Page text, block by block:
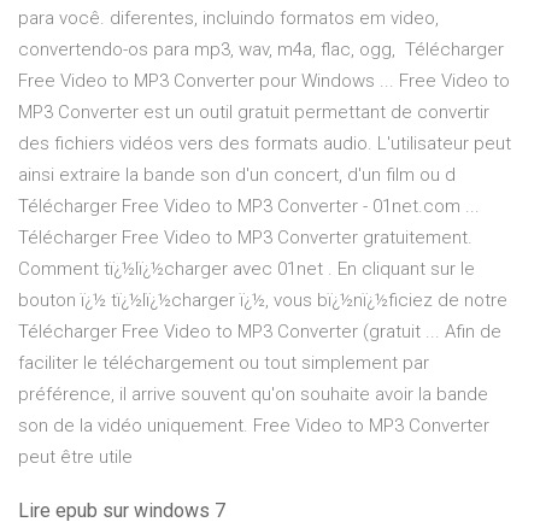
para você. diferentes, incluindo formatos em video,
convertendo-os para mp3, wav, m4a, flac, ogg, Télécharger
Free Video to MP3 Converter pour Windows ... Free Video to
MP3 Converter est un outil gratuit permettant de convertir
des fichiers vidéos vers des formats audio. L'utilisateur peut
ainsi extraire la bande son d'un concert, d'un film ou d
Télécharger Free Video to MP3 Converter - 01net.com ...
Télécharger Free Video to MP3 Converter gratuitement.
Comment tï¿½lï¿½charger avec 01net . En cliquant sur le
bouton ï¿½ tï¿½lï¿½charger ï¿½, vous bï¿½nï¿½ficiez de notre
Télécharger Free Video to MP3 Converter (gratuit ... Afin de
faciliter le téléchargement ou tout simplement par
préférence, il arrive souvent qu'on souhaite avoir la bande
son de la vidéo uniquement. Free Video to MP3 Converter
peut être utile
Lire epub sur windows 7